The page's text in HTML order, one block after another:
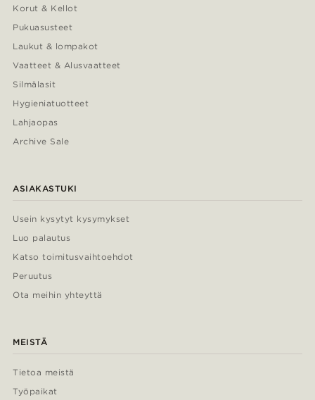
Korut & Kellot
Pukuasusteet
Laukut & lompakot
Vaatteet & Alusvaatteet
Silmälasit
Hygieniatuotteet
Lahjaopas
Archive Sale
ASIAKASTUKI
Usein kysytyt kysymykset
Luo palautus
Katso toimitusvaihtoehdot
Peruutus
Ota meihin yhteyttä
MEISTÄ
Tietoa meistä
Työpaikat